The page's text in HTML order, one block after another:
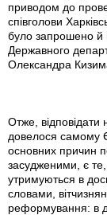
приводом до
співголови
було запрошено й
Державного
Олександра
Отже, відповідати
довелося самому
основних причин
засудженими, є те,
утримуються в
словами,
реформування: в